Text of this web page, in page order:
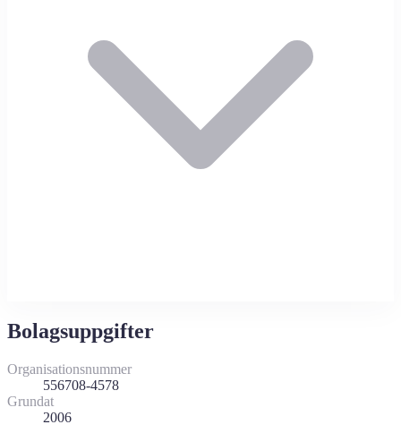
Bolagsuppgifter
Organisationsnummer
556708-4578
Grundat
2006